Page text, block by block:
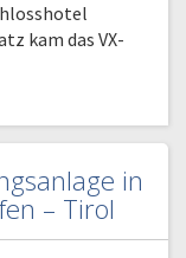
kam das VX-
in
– Tirol